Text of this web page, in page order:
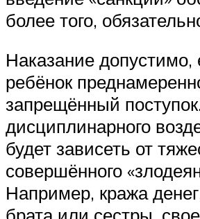
более того,
Наказание допустимо,
ребёнок
запрещённый
дисциплинарного
будет зависеть от
совершённого
Например, кража